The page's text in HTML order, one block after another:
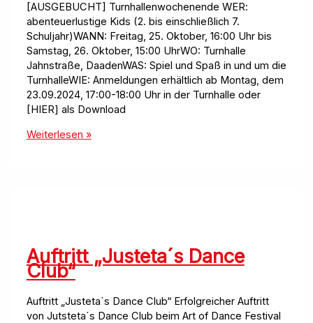
[AUSGEBUCHT] Turnhallenwochenende WER:
abenteuerlustige Kids (2. bis einschließlich 7.
Schuljahr)WANN: Freitag, 25. Oktober, 16:00 Uhr bis
Samstag, 26. Oktober, 15:00 UhrWO: Turnhalle
Jahnstraße, DaadenWAS: Spiel und Spaß in und um die
TurnhalleWIE: Anmeldungen erhältlich ab Montag, dem
23.09.2024, 17:00-18:00 Uhr in der Turnhalle oder
[HIER] als Download
[AUSGEBUCHT]
Weiterlesen »
Auftritt „Justeta´s Dance
Club“
Auftritt „Justeta´s Dance Club“ Erfolgreicher Auftritt
von Jutsteta´s Dance Club beim Art of Dance Festival